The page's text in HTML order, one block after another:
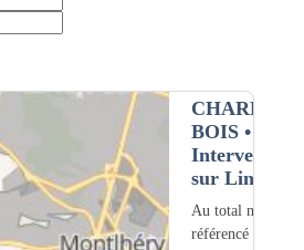
BOIS•
Intervention
sur Linas
Au total nous
référencé